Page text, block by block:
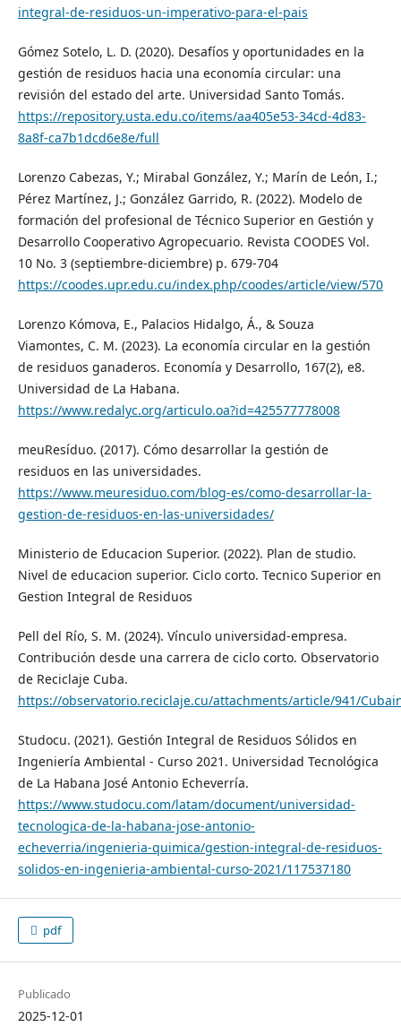
integral-de-residuos-un-imperativo-para-el-pais
Gómez Sotelo, L. D. (2020). Desafíos y oportunidades en la
gestión de residuos hacia una economía circular: una
revisión del estado del arte. Universidad Santo Tomás.
https://repository.usta.edu.co/items/aa405e53-34cd-4d83-
8a8f-ca7b1dcd6e8e/full
Lorenzo Cabezas, Y.; Mirabal González, Y.; Marín de León, I.;
Pérez Martínez, J.; González Garrido, R. (2022). Modelo de
formación del profesional de Técnico Superior en Gestión y
Desarrollo Cooperativo Agropecuario. Revista COODES Vol.
10 No. 3 (septiembre-diciembre) p. 679-704
https://coodes.upr.edu.cu/index.php/coodes/article/view/570
Lorenzo Kómova, E., Palacios Hidalgo, Á., & Souza
Viamontes, C. M. (2023). La economía circular en la gestión
de residuos ganaderos. Economía y Desarrollo, 167(2), e8.
Universidad de La Habana.
https://www.redalyc.org/articulo.oa?id=425577778008
meuResíduo. (2017). Cómo desarrollar la gestión de
residuos en las universidades.
https://www.meuresiduo.com/blog-es/como-desarrollar-la-
gestion-de-residuos-en-las-universidades/
Ministerio de Educacion Superior. (2022). Plan de studio.
Nivel de educacion superior. Ciclo corto. Tecnico Superior en
Gestion Integral de Residuos
Pell del Río, S. M. (2024). Vínculo universidad-empresa.
Contribución desde una carrera de ciclo corto. Observatorio
de Reciclaje Cuba.
https://observatorio.reciclaje.cu/attachments/article/941/
Studocu. (2021). Gestión Integral de Residuos Sólidos en
Ingeniería Ambiental - Curso 2021. Universidad Tecnológica
de La Habana José Antonio Echeverría.
https://www.studocu.com/latam/document/universidad-
tecnologica-de-la-habana-jose-antonio-
echeverria/ingenieria-quimica/gestion-integral-de-residuos-
solidos-en-ingenieria-ambiental-curso-2021/117537180
pdf
Publicado
2025-12-01